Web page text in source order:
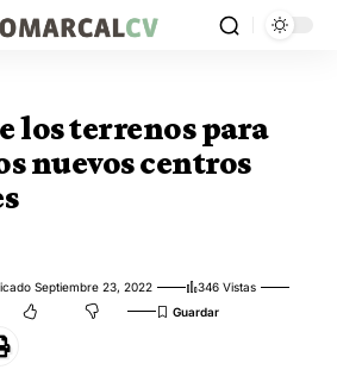
los terrenos para
nuevos centros
Septiembre 23, 2022
346 Vistas